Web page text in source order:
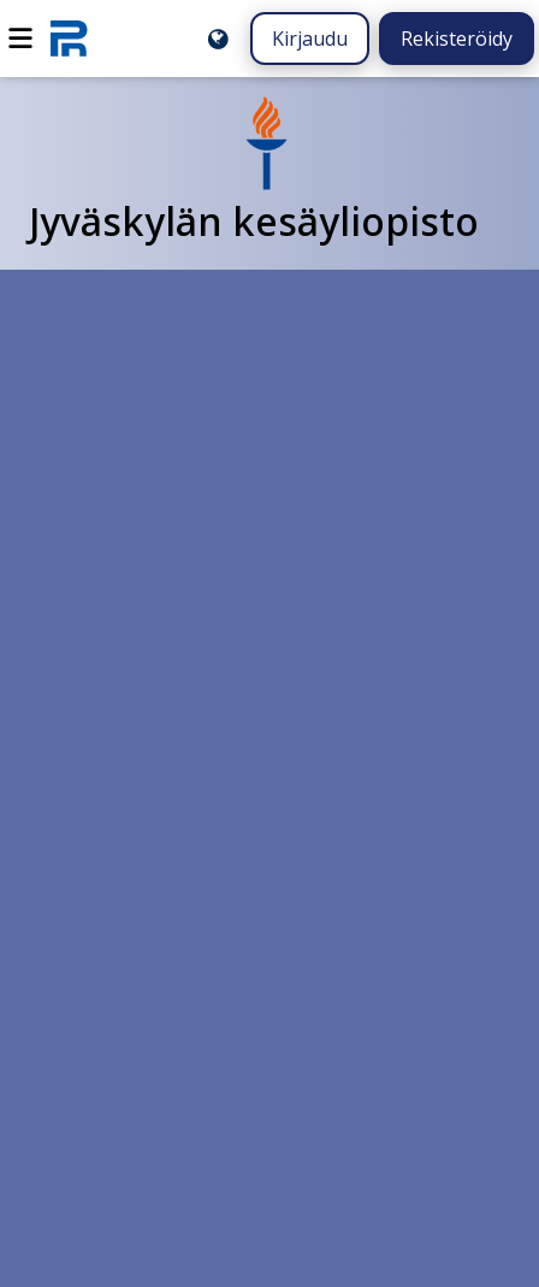
Kirjaudu Rekisteröidy
Jyväskylän kesäyliopisto